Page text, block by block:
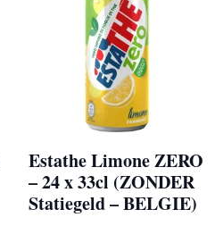
Estathe Limone ZERO
– 24 x 33cl (ZONDER
Statiegeld – BELGIE)